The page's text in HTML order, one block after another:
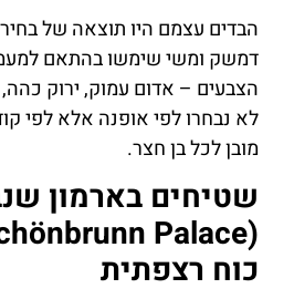
הבדים עצמם היו תוצאה של
דמשק ומשי שימשו בהתאם
הצבעים – אדום עמוק, ירוק
לא נבחרו לפי אופנה אלא לפי
מובן לכל בן חצר.
שטיחים בארמון
כוח רצפתית